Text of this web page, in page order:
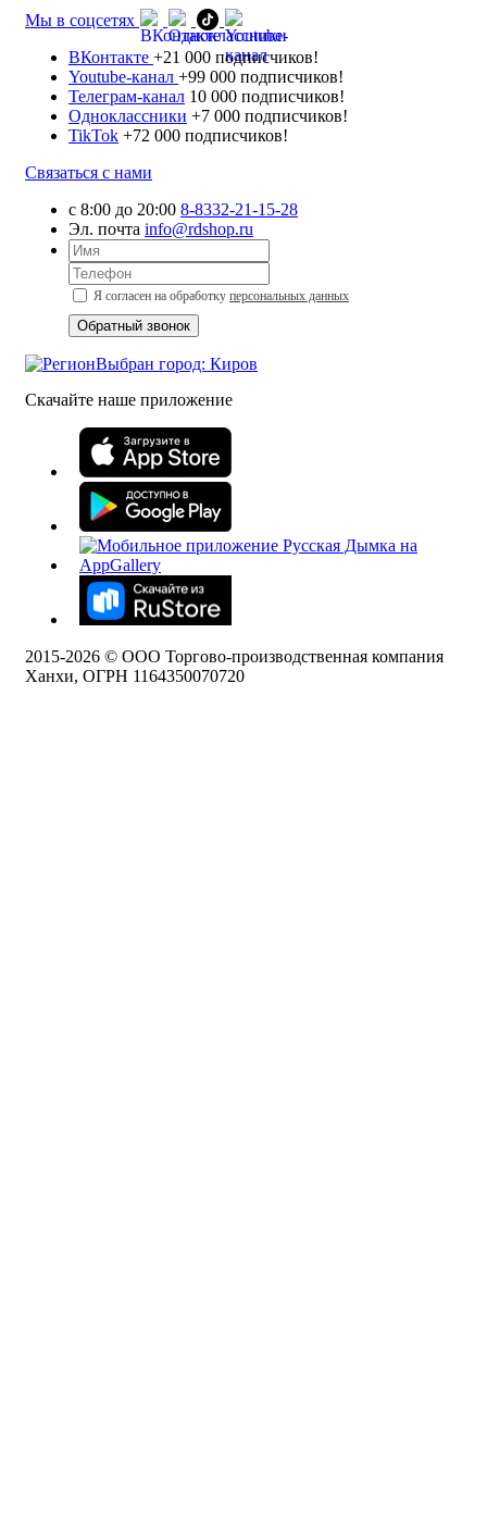
Мы в соцсетях
ВКонтакте +21 000 подписчиков!
Youtube-канал +99 000 подписчиков!
Телеграм-канал 10 000 подписчиков!
Одноклассники +7 000 подписчиков!
TikTok +72 000 подписчиков!
Связаться с нами
с 8:00 до 20:00 8-8332-21-15-28
Эл. почта info@rdshop.ru
Я согласен на обработку персональных данных
Выбран город: Киров
Скачайте наше приложение
2015-2026 © ООО Торгово-производственная компания
Ханхи, ОГРН 1164350070720